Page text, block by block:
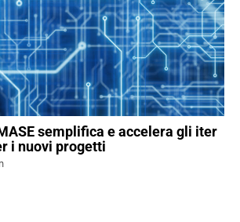
semplifica e accelera gli iter
i nuovi progetti